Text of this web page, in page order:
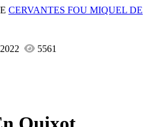
CERVANTES FOU MIQUEL DE
5561